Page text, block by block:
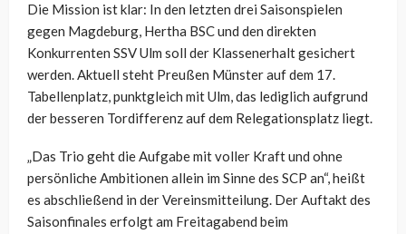
Die Mission ist klar: In den letzten drei Saisonspielen
gegen Magdeburg, Hertha BSC und den direkten
Konkurrenten SSV Ulm soll der Klassenerhalt gesichert
werden. Aktuell steht Preußen Münster auf dem 17.
Tabellenplatz, punktgleich mit Ulm, das lediglich aufgrund
der besseren Tordifferenz auf dem Relegationsplatz liegt.
„Das Trio geht die Aufgabe mit voller Kraft und ohne
persönliche Ambitionen allein im Sinne des SCP an“, heißt
es abschließend in der Vereinsmitteilung. Der Auftakt des
Saisonfinales erfolgt am Freitagabend beim